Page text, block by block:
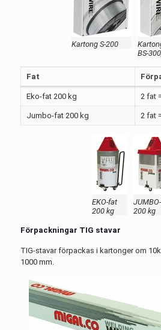
Kartong S-200
BS-
Fat
Eko-fat 200 kg 2 fat
Jumbo-fat 200 kg 2 fat
EKO-fat
200 kg
200 kg
Förpackningar TIG stavar
TIG-stavar förpackas i kartonger om
1000 mm.